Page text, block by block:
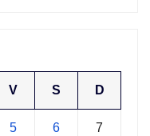
V S D
5 6 7